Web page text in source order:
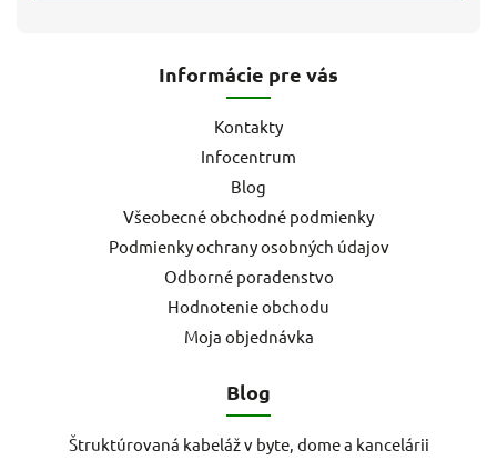
Informácie pre vás
Kontakty
Infocentrum
Blog
Všeobecné obchodné podmienky
Podmienky ochrany osobných údajov
Odborné poradenstvo
Hodnotenie obchodu
Moja objednávka
Blog
Štruktúrovaná kabeláž v byte, dome a kancelárii